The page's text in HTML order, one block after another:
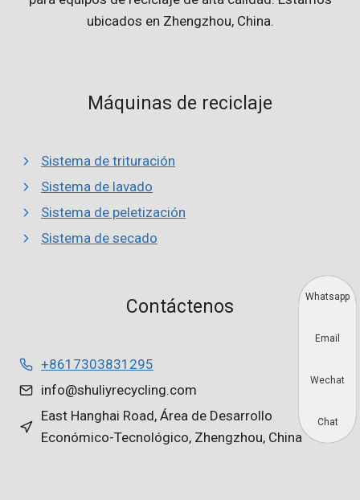
ubicados en Zhengzhou, China.
Máquinas de reciclaje
Sistema de trituración
Sistema de lavado
Sistema de peletización
Sistema de secado
Contáctenos
+8617303831295
info@shuliyrecycling.com
East Hanghai Road, Área de Desarrollo
Económico-Tecnológico, Zhengzhou, China
Whatsapp
Email
Wechat
Chat